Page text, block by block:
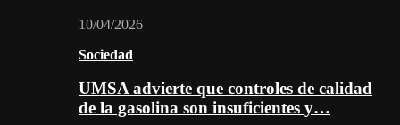
10/04/2026
Sociedad
UMSA advierte que controles de calidad
de la gasolina son insuficientes y…